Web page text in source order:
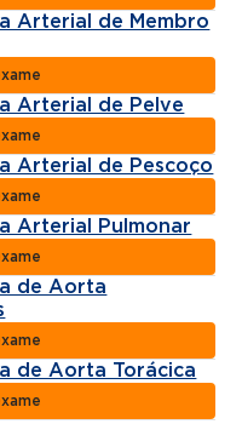
Arterial de Membro
Arterial de Pelve
Arterial de Pescoço
Arterial Pulmonar
de Aorta
de Aorta Torácica